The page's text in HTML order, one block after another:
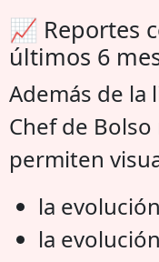
📈 Reportes
últimos 6
Además de la
Chef de
permiten
la
la